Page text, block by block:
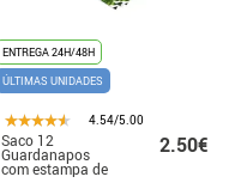
ENTREGA 24H/48H
ÚLTIMAS UNIDADES
4.54/5.00
Saco 12
Guardanapos
com estampa de
2.50€